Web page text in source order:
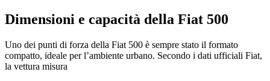
Dimensioni e capacità della Fiat 500
Uno dei punti di forza della Fiat 500 è sempre stato il formato
compatto, ideale per l’ambiente urbano. Secondo i dati ufficiali Fiat,
la vettura misura